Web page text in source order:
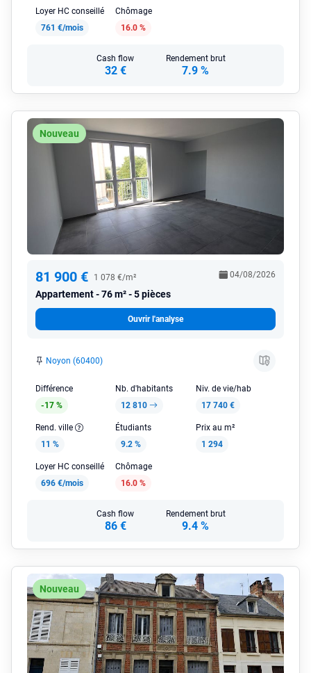
Loyer HC conseillé
761 €/mois
Chômage
16.0 %
Cash flow
32 €
Rendement brut
7.9 %
Nouveau
81 900 € 1 078 €/m²
Appartement 76 m² - 5 pièces
04/08/2026
Ouvrir l'analyse
Noyon (60400)
Différence
-17 %
Nb. d'habitants
12 810
Niv. de vie/hab
17 740 €
Rend. ville
11 %
Étudiants
9.2 %
Prix au m²
1 294
Loyer HC conseillé
696 €/mois
Chômage
16.0 %
Cash flow
86 €
Rendement brut
9.4 %
Nouveau